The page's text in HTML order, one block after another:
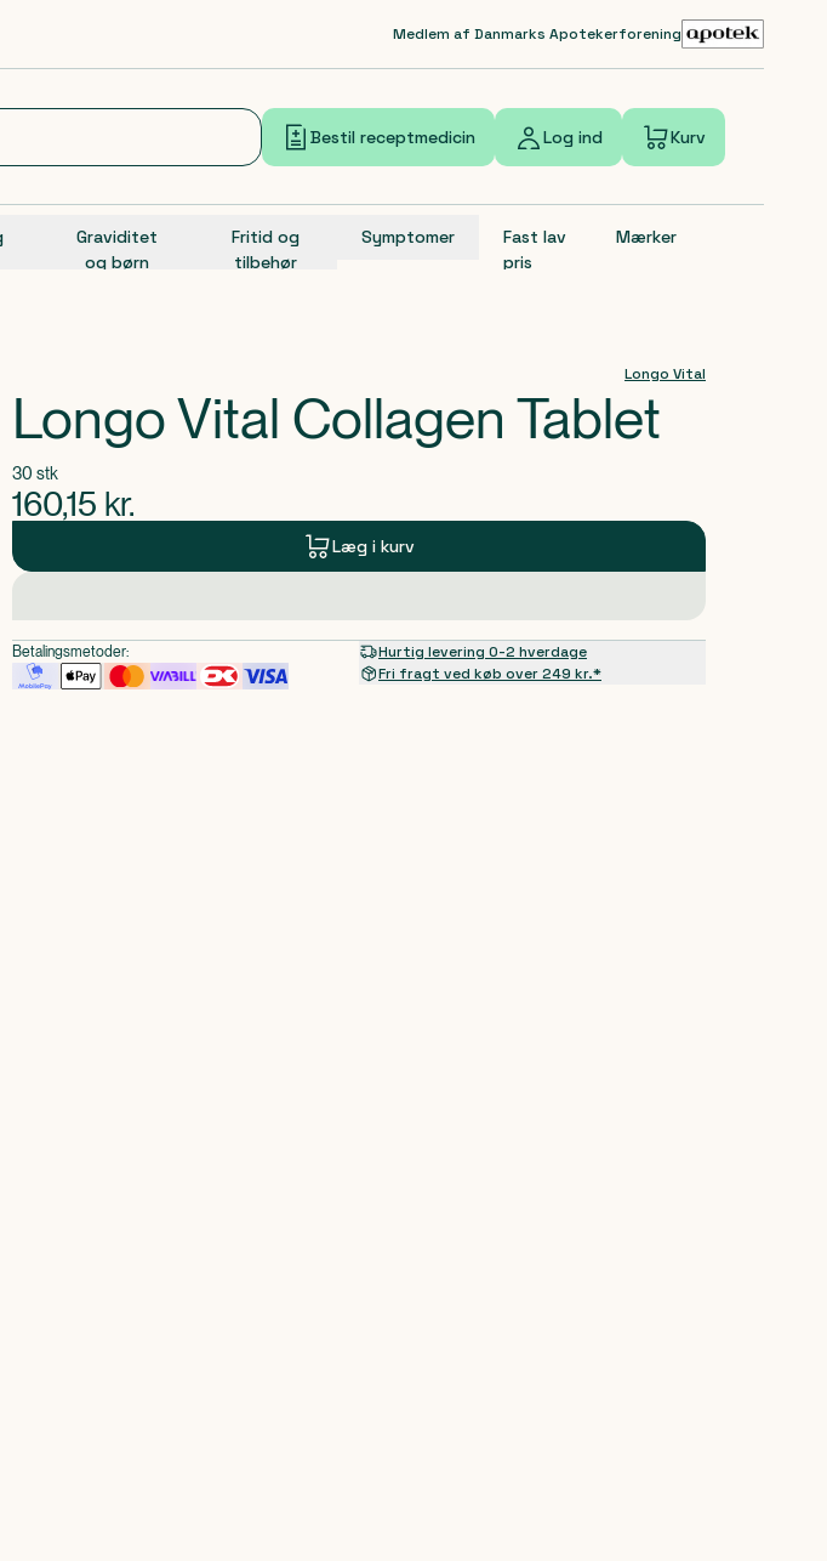
Medlem af Danmarks Apotekerforening
Bestil receptmedicin Log ind Kurv
Graviditet
og børn
Fritid og
tilbehør
Symptomer
Fast lav
pris
Mærker
Longo Vital
Longo Vital Collagen Tablet
30 stk
160,15 kr.
Læg i kurv
Betalingsmetoder:
Hurtig levering 0-2 hverdage
Fri fragt ved køb over 249 kr.*